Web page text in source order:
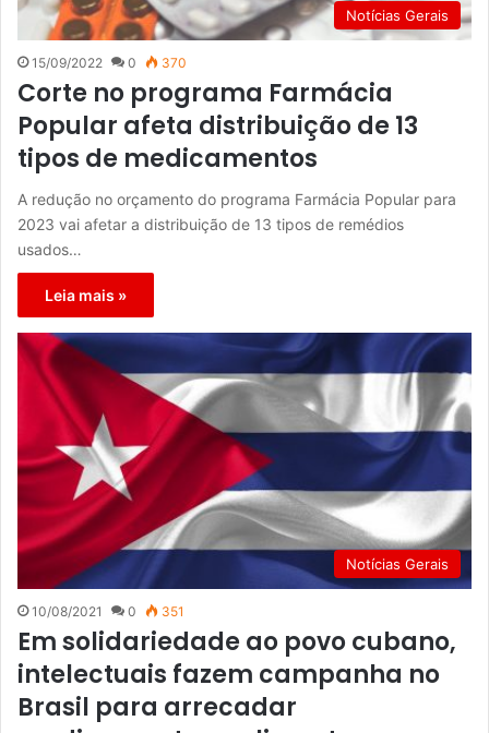
Notícias Gerais
15/09/2022 0 370
Corte no programa Farmácia
Popular afeta distribuição de 13
tipos de medicamentos
A redução no orçamento do programa Farmácia Popular para
2023 vai afetar a distribuição de 13 tipos de remédios
usados…
Leia mais »
Notícias Gerais
10/08/2021 0 351
Em solidariedade ao povo cubano,
intelectuais fazem campanha no
Brasil para arrecadar